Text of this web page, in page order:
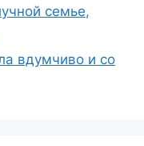
семье,
вдумчиво и со